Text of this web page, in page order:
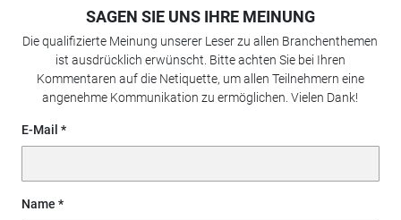
SAGEN SIE UNS IHRE MEINUNG
Die qualifizierte Meinung unserer Leser zu allen Branchenthemen
ist ausdrücklich erwünscht. Bitte achten Sie bei Ihren
Kommentaren auf die Netiquette, um allen Teilnehmern eine
angenehme Kommunikation zu ermöglichen. Vielen Dank!
E-Mail
Name